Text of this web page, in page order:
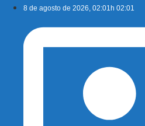
conteúdo
8 de agosto de 2026, 02:01h 02:01